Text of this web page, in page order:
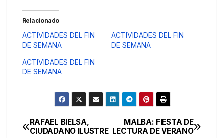
Relacionado
ACTIVIDADES DEL FIN
DE SEMANA
ACTIVIDADES DEL FIN
DE SEMANA
ACTIVIDADES DEL FIN
DE SEMANA
Navegación
MALBA: FIESTA DE
LECTURA DE VERANO
RAFAEL BIELSA,
CIUDADANO ILUSTRE